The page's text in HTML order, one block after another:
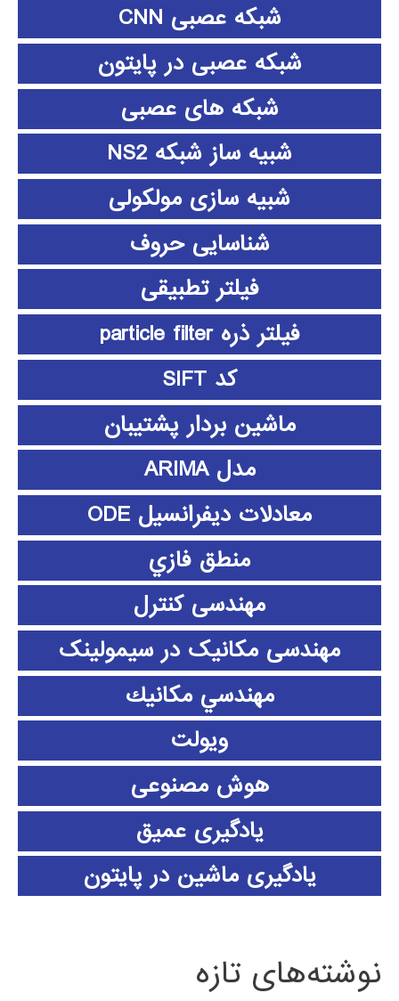
شبکه عصبی CNN
شبکه عصبی در پایتون
شبکه های عصبی
شبیه ساز شبکه NS2
شبیه سازی مولکولی
شناسایی حروف
فیلتر تطبیقی
فیلتر ذره particle filter
کد SIFT
ماشین بردار پشتیبان
مدل ARIMA
معادلات دیفرانسیل ODE
منطق فازي
مهندسی کنترل
مهندسی مکانیک در سیمولینک
مهندسي مكانيك
ویولت
هوش مصنوعی
یادگیری عمیق
یادگیری ماشین در پایتون
نوشته‌های تازه